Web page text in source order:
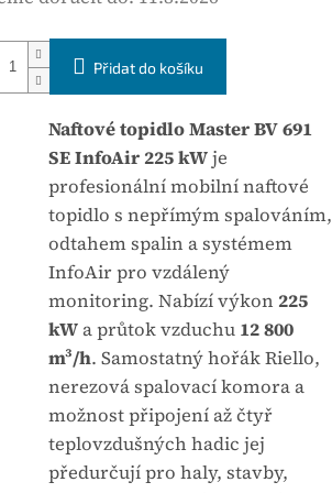
Přidat do košíku
Naftové topidlo Master BV 691
SE InfoAir 225 kWje
profesionální mobilní naftové
topidlo s nepřímým spalováním,
odtahem spalin a systémem
InfoAir pro vzdálený
monitoring. Nabízí výkon 225
kWa průtok vzduchu 12 800
m³/h. Samostatný hořák Riello,
nerezová spalovací komora a
možnost připojení až čtyř
teplovzdušných hadic jej
předurčují pro haly, stavby,